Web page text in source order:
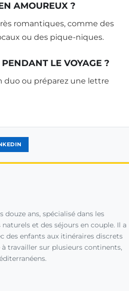
AMOUREUX ?
romantiques, comme des
ou des pique-niques.
LE VOYAGE ?
duo ou préparez une lettre
ans, spécialisé dans les
et des séjours en couple. Il a
des enfants aux itinéraires discrets
à travailler sur plusieurs continents,